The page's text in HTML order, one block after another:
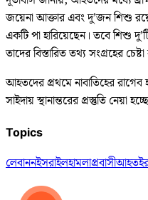
জয়েনা আক্তার এবং দু’জন শিশু
একটি পা হারিয়েছেন। তবে শিশু
তাদের বিস্তারিত তথ্য সংগ্রহের
আহতদের প্রথমে নাবাতিহের রাগেব
সাইদায় স্থানান্তরের প্রস্তুতি নেয়া
Topics
লেবাননইসরাইলহামলাপ্রবাসীআহত